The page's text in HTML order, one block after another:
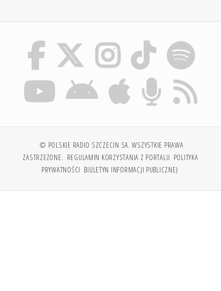
© POLSKIE RADIO SZCZECIN SA. WSZYSTKIE PRAWA
ZASTRZEŻONE. REGULAMIN KORZYSTANIA Z PORTALU POLITYKA
PRYWATNOŚCI BIULETYN INFORMACJI PUBLICZNEJ